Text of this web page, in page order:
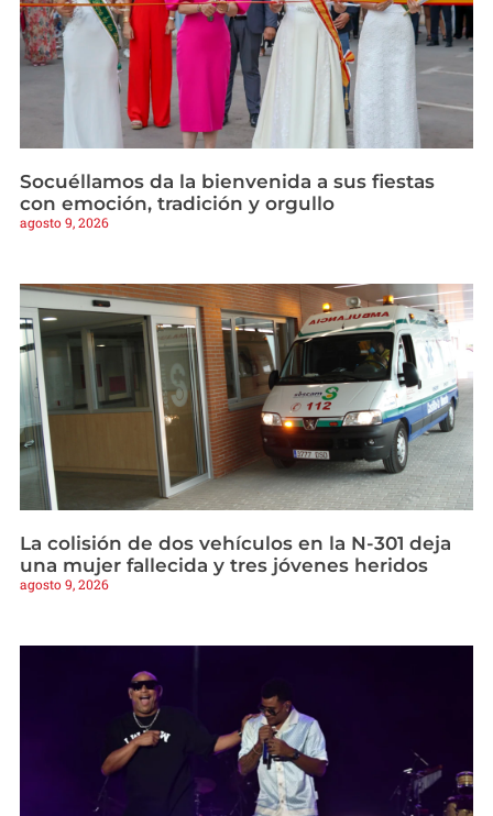
Socuéllamos da la bienvenida a sus fiestas
con emoción, tradición y orgullo
agosto 9, 2026
La colisión de dos vehículos en la N-301 deja
una mujer fallecida y tres jóvenes heridos
agosto 9, 2026